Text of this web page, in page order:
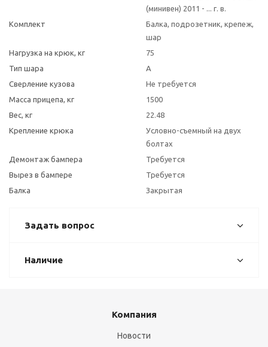
(минивен) 2011 - ... г. в.
Комплект
Балка, подрозетник, крепеж,
шар
Нагрузка на крюк, кг
75
Тип шара
A
Сверление кузова
Не требуется
Масса прицепа, кг
1500
Вес, кг
22.48
Крепление крюка
Условно-съемный на двух
болтах
Демонтаж бампера
Требуется
Вырез в бампере
Требуется
Балка
Закрытая
Задать вопрос
Наличие
Компания
Новости